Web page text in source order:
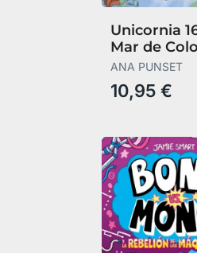
Unicornia
Mar de
ANA PUNSET
10,95 €